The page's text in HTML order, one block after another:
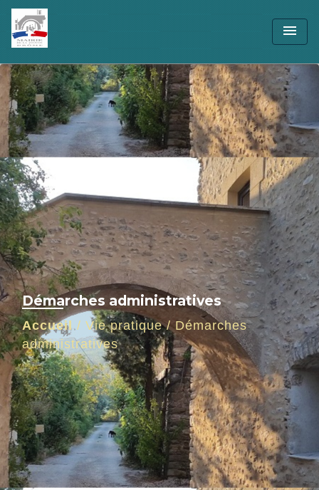
menu
Démarches administratives
Accueil/ Vie pratique/Démarches
administratives